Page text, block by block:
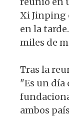
Xi Jinping
en la
miles de
Tras la
"Es un día
ambos